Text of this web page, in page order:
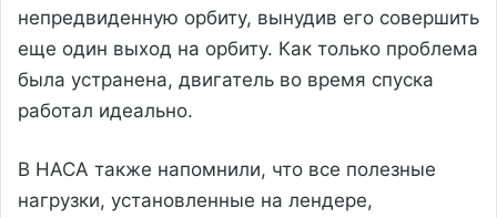
непредвиденную орбиту, вынудив его совершить
еще один выход на орбиту. Как только проблема
была устранена, двигатель во время спуска
работал идеально.
В НАСА также напомнили, что все полезные
нагрузки, установленные на лендере,